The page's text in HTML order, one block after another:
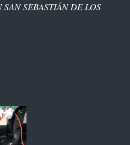
SEBASTIÁN DE LOS